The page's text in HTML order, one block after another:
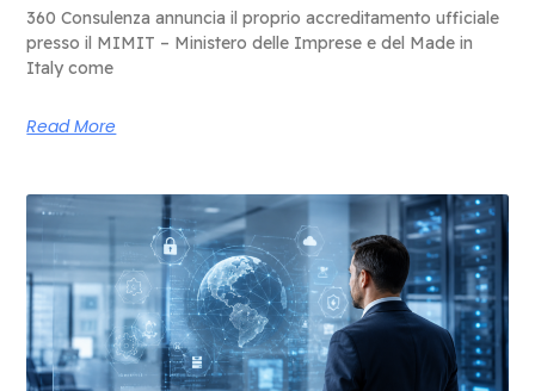
360 Consulenza annuncia il proprio accreditamento ufficiale
presso il MIMIT – Ministero delle Imprese e del Made in
Italy come
Read More